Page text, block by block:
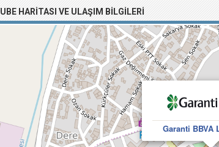
HARITASI VE ULAŞIM BILGILERI
Garanti BBVA